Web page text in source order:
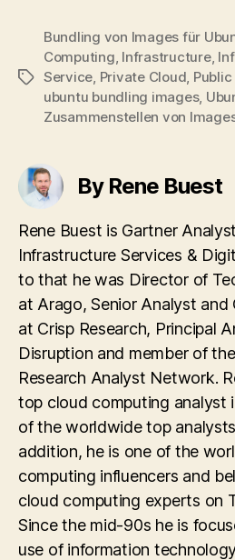
Tags
Bundling von Images für
Computing Infrastructure,
Service Private Cloud
ubuntu bundling images,
Zusammenstellen von
By Rene Buest
Rene Buest is Gartner
Infrastructure Services &
to that he was Director of
at Arago, Senior Analyst and
at Crisp Research, Principal
Disruption and member of
Research Analyst Network.
top cloud computing analyst
of the worldwide top
addition, he is one of the
computing influencers and
cloud computing experts on
Since the mid-90s he is
use of information